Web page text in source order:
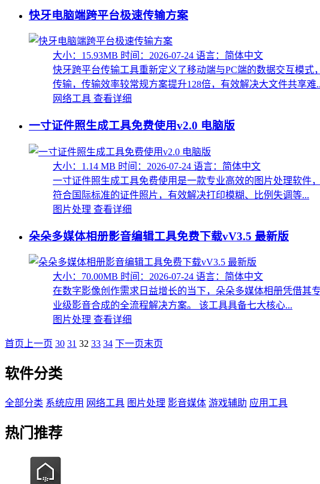
快牙电脑端跨平台极速传输方案
大小：15.93MB 时间：2026-07-24 语言：简体中文
快牙跨平台传输工具重新定义了移动端与PC端的数据交互模
传输，传输效率较常规方案提升128倍，有效解决大文件共享难
网络工具 查看详细
一寸证件照生成工具免费使用v2.0 电脑版
大小：1.14 MB 时间：2026-07-24 语言：简体中文
一寸证件照生成工具免费使用是一款专业高效的图片处理软件
符合国际标准的证件照片，有效解决打印模糊、比例失调等...
图片处理 查看详细
朵朵多媒体相册影音编辑工具免费下载vV3.5 最新版
大小：70.00MB 时间：2026-07-24 语言：简体中文
在数字影像创作需求日益增长的当下，朵朵多媒体相册凭借其
业级影音合成的全流程解决方案。 该工具具备七大核心...
图片处理 查看详细
首页 上一页 30 31 32 33 34 下一页末页
软件分类
全部分类 系统应用 网络工具 图片处理 影音媒体 游戏辅助 应用工具
热门推荐